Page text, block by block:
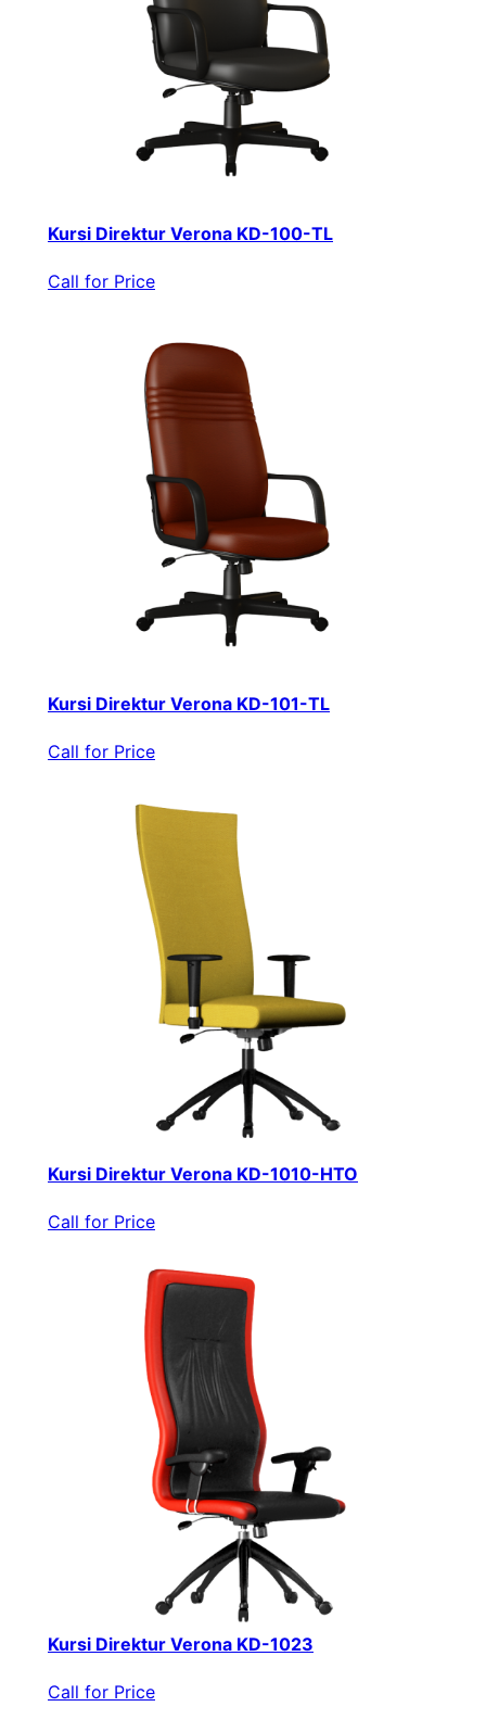
Kursi Direktur Verona KD-100-TL
Call for Price
Kursi Direktur Verona KD-101-TL
Call for Price
Kursi Direktur Verona KD-1010-HTO
Call for Price
Kursi Direktur Verona KD-1023
Call for Price